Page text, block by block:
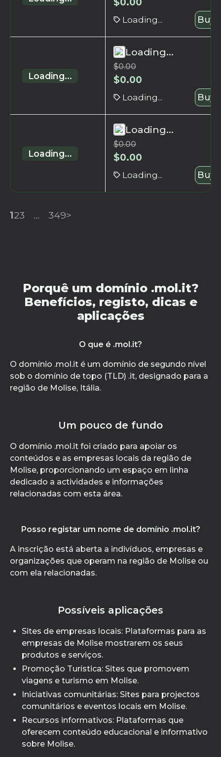
Loading... Buy
Loading...
Loading...
$0.00
$0.00
Loading... Buy
Loading...
Loading...
$0.00
$0.00
Loading... Buy
123 ... 349>
Porquê um domínio .mol.it?
Benefícios, registo, dicas e
aplicações
O que é .mol.it?
O domínio .mol.it é um domínio de segundo nível
sob o domínio de topo (TLD) .it, designado para a
região de Molise, Itália.
Um pouco de fundo
O domínio .mol.it foi criado para apoiar os
conteúdos e as empresas locais da região de
Molise, proporcionando um espaço em linha
dedicado a actividades e informações
relacionadas com esta área.
Posso registar um nome de domínio .mol.it?
A inscrição está aberta a indivíduos, empresas e
organizações que operam na região de Molise ou
com ela relacionadas.
Possíveis aplicações
Sites de empresas locais: Plataformas para as
empresas de Molise mostrarem os seus
produtos e serviços.
Promoção Turística: Sites que promovem
viagens e turismo em Molise.
Iniciativas comunitárias: Sites para projectos
comunitários e eventos locais em Molise.
Recursos informativos: Plataformas que
oferecem conteúdo educacional e informativo
sobre Molise.